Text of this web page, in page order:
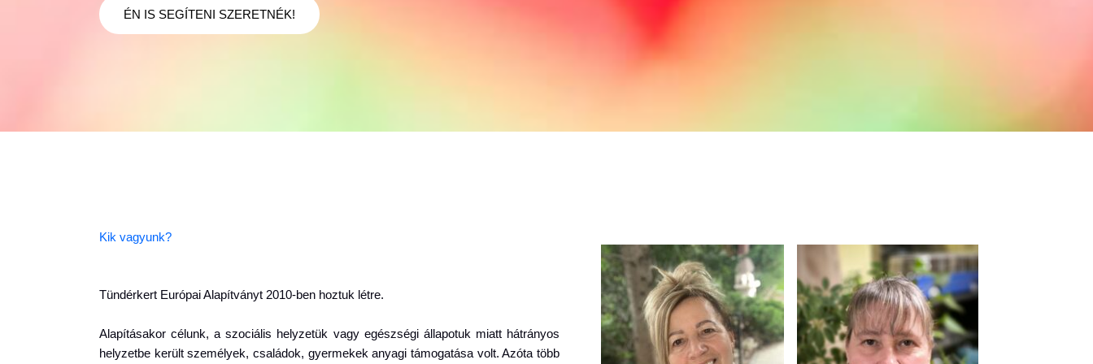
ÉN IS SEGÍTENI SZERETNÉK!
Kik vagyunk?
Tündérkert Európai Alapítványt 2010-ben hoztuk létre.
Alapításakor célunk, a szociális helyzetük vagy egészségi állapotuk miatt hátrányos
helyzetbe került személyek, családok, gyermekek anyagi támogatása volt. Azóta több